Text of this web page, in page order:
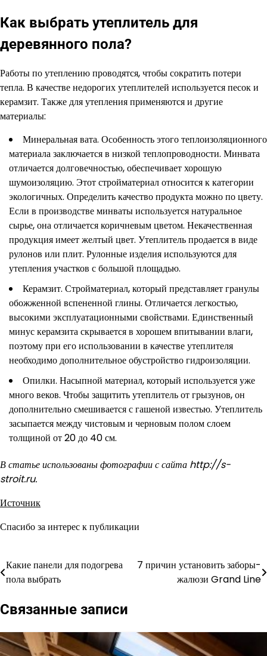
Как выбрать утеплитель для
деревянного пола?
Работы по утеплению проводятся, чтобы сократить потери
тепла. В качестве недорогих утеплителей используется песок и
керамзит. Также для утепления применяются и другие
материалы:
Минеральная вата. Особенность этого теплоизоляционного
материала заключается в низкой теплопроводности. Минвата
отличается долговечностью, обеспечивает хорошую
шумоизоляцию. Этот стройматериал относится к категории
экологичных. Определить качество продукта можно по цвету.
Если в производстве минваты используется натуральное
сырье, она отличается коричневым цветом. Некачественная
продукция имеет желтый цвет. Утеплитель продается в виде
рулонов или плит. Рулонные изделия используются для
утепления участков с большой площадью.
Керамзит. Стройматериал, который представляет гранулы
обожженной вспененной глины. Отличается легкостью,
высокими эксплуатационными свойствами. Единственный
минус керамзита скрывается в хорошем впитывании влаги,
поэтому при его использовании в качестве утеплителя
необходимо дополнительное обустройство гидроизоляции.
Опилки. Насыпной материал, который используется уже
много веков. Чтобы защитить утеплитель от грызунов, он
дополнительно смешивается с гашеной известью. Утеплитель
засыпается между чистовым и черновым полом слоем
толщиной от 20 до 40 см.
В статье использованы фотографии с сайта http://s-
stroit.ru.
Источник
Спасибо за интерес к публикации
Навигация
записям
Какие панели для подогрева
пола выбрать
7 причин установить заборы-
жалюзи Grand Line
Связанные записи